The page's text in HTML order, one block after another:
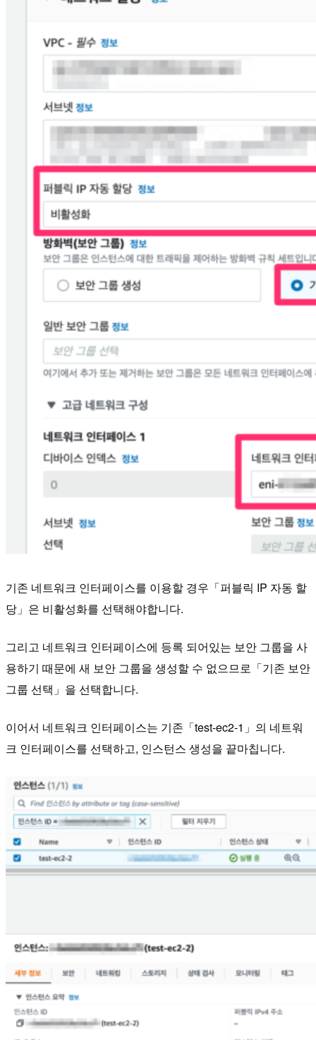
기존 네트워크 인터페이스를 이용할 경우「퍼블릭 IP 자동 할
당」은 비활성화를 선택해야합니다.
그리고 네트워크 인터페이스에 등록 되어있는 보안 그룹을 사
용하기 때문에 새 보안 그룹을 생성할 수 없으므로「기존 보안
그룹 선택」을 선택합니다.
이어서 네트워크 인터페이스는 기존「test-ec2-1」의 네트워
크 인터페이스를 선택하고, 인스턴스 생성을 끝마칩니다.